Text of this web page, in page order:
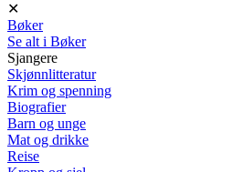
✕
Bøker
Se alt i Bøker
Sjangere
Skjønnlitteratur
Krim og spenning
Biografier
Barn og unge
Mat og drikke
Reise